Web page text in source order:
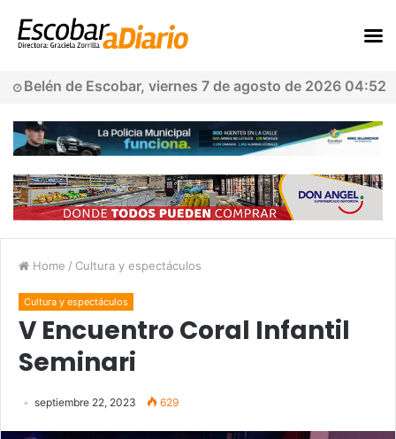
Belén de Escobar, viernes 7 de agosto de 2026 04:52
Home / Cultura y espectáculos
Cultura y espectáculos
V Encuentro Coral Infantil
Seminari
septiembre 22, 2023 629